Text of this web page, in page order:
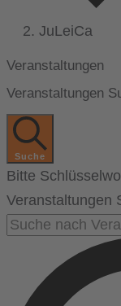
JuLeiCa
Veranstaltungen
Veranstaltungen
Suche
Bitte
Veranstaltungen